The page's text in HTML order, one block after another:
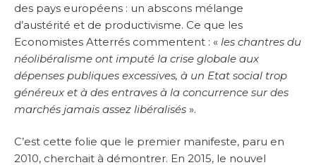
des pays européens : un abscons mélange
d’austérité et de productivisme. Ce que les
Economistes Atterrés commentent : « les chantres du
néolibéralisme ont imputé la crise globale aux
dépenses publiques excessives, à un Etat social trop
généreux et à des entraves à la concurrence sur des
marchés jamais assez libéralisés ».
C’est cette folie que le premier manifeste, paru en
2010, cherchait à démontrer. En 2015, le nouvel